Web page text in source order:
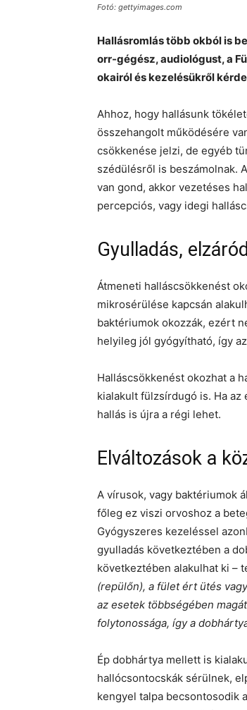
Fotó: gettyimages.com
Hallásromlás több okból is
orr-gégész, audiológust, a
okairól és kezelésükről
Ahhoz, hogy hallásunk
összehangolt működésére
csökkenése jelzi, de egyéb
szédülésről is beszámolnak.
van gond, akkor vezetéses
percepciós, vagy idegi
Gyulladás,
Átmeneti halláscsökkenést
mikrosérülése kapcsán
baktériumok okozzák, ezért
helyileg jól gyógyítható, így
Halláscsökkenést okozhat a
kialakult fülzsírdugó is. Ha
hallás is újra a régi lehet.
Elváltozások a
A vírusok, vagy baktériumok
főleg ez viszi orvoshoz a
Gyógyszeres kezeléssel
gyulladás következtében a
következtében alakulhat ki –
(repülőn), a fület ért ütés
az esetek többségében
folytonossága, így a
Ép dobhártya mellett is
hallócsontocskák sérülnek,
kengyel talpa becsontosodik